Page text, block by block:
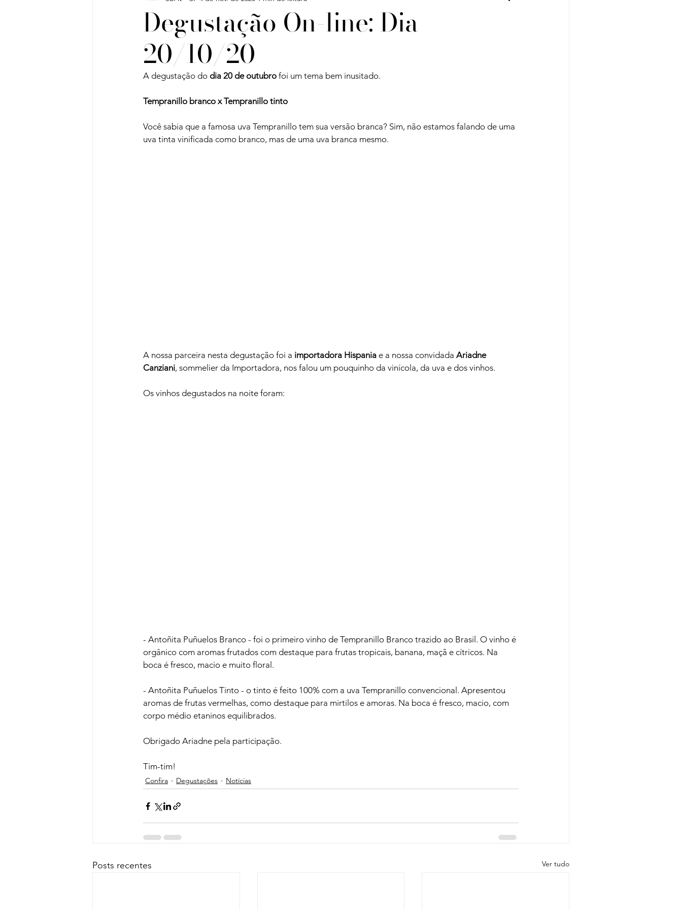
Workshops
Sobre Vinhos e Viagens
Degustação On-line: Dia
20/10/20
A degustação do dia 20 de outubro foi um tema bem inusitado.
Tempranillo branco x Tempranillo tinto
Você sabia que a famosa uva Tempranillo tem sua versão branca? Sim, não estamos falando de uma
uva tinta vinificada como branco, mas de uma uva branca mesmo.
A nossa parceira nesta degustação foi a importadora Hispania e a nossa convidada Ariadne
Canziani, sommelier da Importadora, nos falou um pouquinho da vinícola, da uva e dos vinhos.
Os vinhos degustados na noite foram:
- Antoñita Puñuelos Branco - foi o primeiro vinho de Tempranillo Branco trazido ao Brasil. O vinho é
orgânico com aromas frutados com destaque para frutas tropicais, banana, maçã e cítricos. Na
boca é fresco, macio e muito floral.
- Antoñita Puñuelos Tinto - o tinto é feito 100% com a uva Tempranillo convencional. Apresentou
aromas de frutas vermelhas, como destaque para mirtilos e amoras. Na boca é fresco, macio, com
corpo médio etaninos equilibrados.
Obrigado Ariadne pela participação.
Tim-tim!
Confira Degustações Notícias
Posts recentes Ver tudo